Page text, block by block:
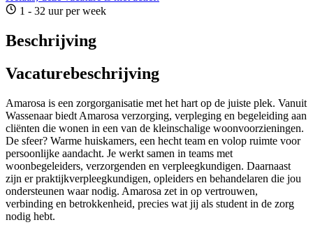
1 - 32 uur per week
Beschrijving
Vacaturebeschrijving
Amarosa is een zorgorganisatie met het hart op de juiste plek. Vanuit
Wassenaar biedt Amarosa verzorging, verpleging en begeleiding aan
cliënten die wonen in een van de kleinschalige woonvoorzieningen.
De sfeer? Warme huiskamers, een hecht team en volop ruimte voor
persoonlijke aandacht. Je werkt samen in teams met
woonbegeleiders, verzorgenden en verpleegkundigen. Daarnaast
zijn er praktijkverpleegkundigen, opleiders en behandelaren die jou
ondersteunen waar nodig. Amarosa zet in op vertrouwen,
verbinding en betrokkenheid, precies wat jij als student in de zorg
nodig hebt.